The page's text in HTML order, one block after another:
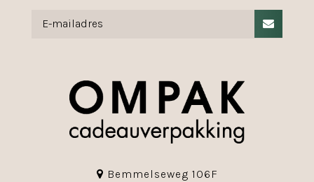
Bemmelseweg 106F